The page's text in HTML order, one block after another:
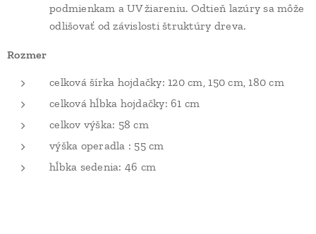
podmienkam a UV žiareniu. Odtieň lazúry sa môže
odlišovať od závislosti štruktúry dreva.
Rozmer
celková šírka hojdačky: 120 cm, 150 cm, 180 cm
celková hĺbka hojdačky: 61 cm
celkov výška: 58 cm
výška operadla : 55 cm
hĺbka sedenia: 46 cm